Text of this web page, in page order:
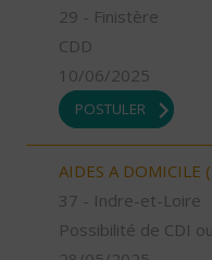
29 - Finistère
CDD
10/06/2025
POSTULER
AIDES A DOMICILE
37 - Indre-et-Loire
Possibilité de CDI